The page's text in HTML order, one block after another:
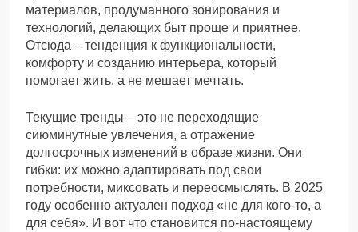
материалов, продуманного зонирования и
технологий, делающих быт проще и приятнее.
Отсюда – тенденция к функциональности,
комфорту и созданию интерьера, который
помогает жить, а не мешает мечтать.
Текущие тренды – это не переходящие
сиюминутные увлечения, а отражение
долгосрочных изменений в образе жизни. Они
гибки: их можно адаптировать под свои
потребности, миксовать и переосмыслять. В 2025
году особенно актуален подход «не для кого-то, а
для себя». И вот что становится по-настоящему